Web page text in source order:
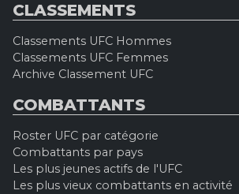
CLASSEMENTS
Classements UFC Hommes
Classements UFC Femmes
Archive Classement UFC
COMBATTANTS
Roster UFC par catégorie
Combattants par pays
Les plus jeunes actifs de l'UFC
Les plus vieux combattants en activité